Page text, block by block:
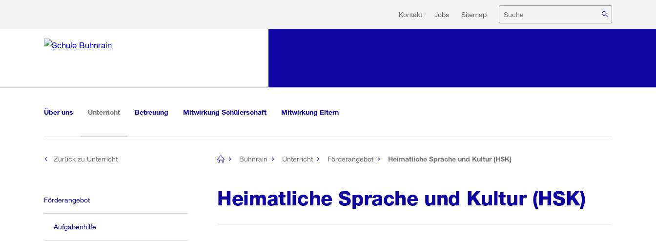
Hilfsnavigation
Kontakt Jobs Sitemap Suche
Navigation
Über uns Unterricht(aktiv)Betreuung Mitwirkung Schülerschaft Mitwirkung Eltern
[no
Buhnrain Unterricht Förderangebot Heimatliche Sprache und Kultur (HSK)
Heimatliche Sprache und Kultur (HSK)
Zurück zu Unterricht
Förderangebot
Aufgabenhilfe